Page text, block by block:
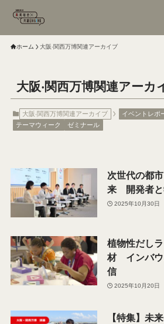
ホーム 大阪‧関⻄万博関連アーカイブ
大阪‧関⻄万博関連アーカ
大阪‧関⻄万博関連アーカイブ
イベントレポ
テーマウィーク
ゼミナール
次世代の都
来 開発者と
2025年10月30日
植物性だし
材 インバウ
信
2025年10月20日
【特集】未